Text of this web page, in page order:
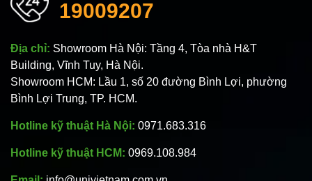
19009207
Địa chỉ: Showroom Hà Nội: Tầng 4, Tòa nhà H&T
Building, Vĩnh Tuy, Hà Nội.
Showroom HCM: Lầu 1, số 20 đường Bình Lợi, phường
Bình Lợi Trung, TP. HCM.
Hotline kỹ thuật Hà Nội: 0971.683.316
Hotline kỹ thuật HCM: 0969.108.984